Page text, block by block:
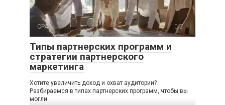
CPA 0
Типы партнерских программ и
стратегии партнерского
маркетинга
Хотите увеличить доход и охват аудитории?
Разбираемся в типах партнерских программ, чтобы вы
могли